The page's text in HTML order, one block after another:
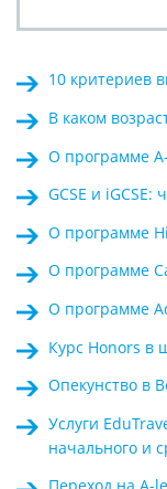
10 критериев
В каком
О программе
GCSE и
О программе
О программе
О программе
Курс Honors в
Опекунство в
Услуги
начального и